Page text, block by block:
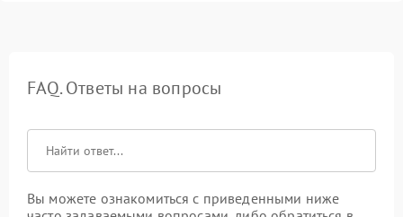
FAQ. Ответы на вопросы
Вы можете ознакомиться с приведенными ниже